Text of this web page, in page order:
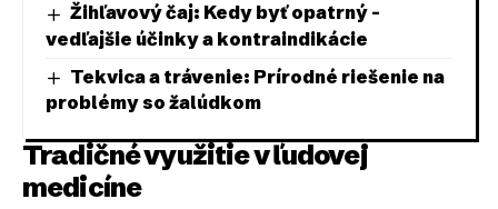
Žihľavový čaj: Kedy byť opatrný –
vedľajšie účinky a kontraindikácie
Tekvica a trávenie: Prírodné riešenie na
problémy so žalúdkom
Tradičné využitie v ľudovej
medicíne